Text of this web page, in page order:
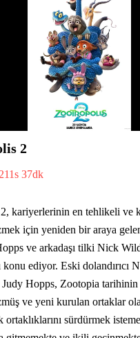
2
1s 37dk
kariyerlerinin en tehlikeli ve
için yeniden bir araya
ve arkadaşı tilki Nick
konu ediyor. Eski dolandırıcı
Hopps, Zootopia
ve yeni kurulan ortaklar
ortaklıklarını sürdürmek